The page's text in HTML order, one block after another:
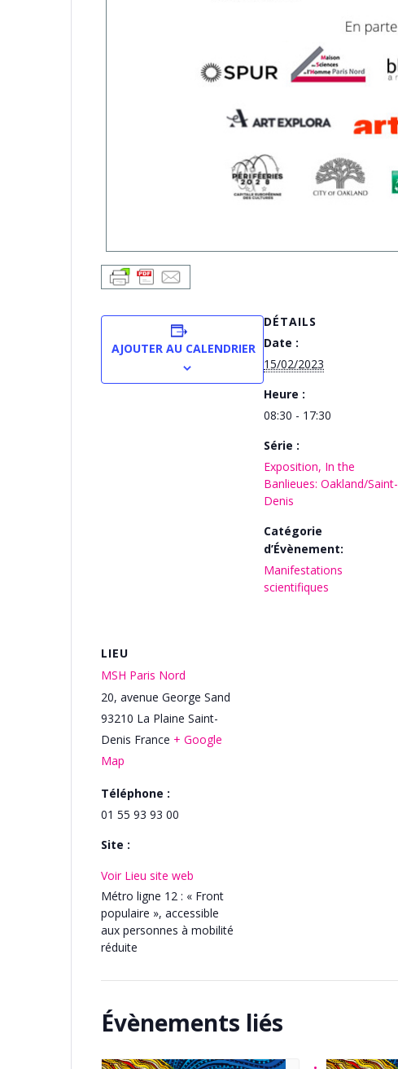
AJOUTER AU CALENDRIER
DÉTAILS
Date :
15/02/2023
Heure :
08:30 - 17:30
Série :
Exposition, In the
Banlieues: Oakland/Saint-
Denis
Catégorie
d’Évènement:
Manifestations
scientifiques
LIEU
MSH Paris Nord
20, avenue George Sand
93210 La Plaine Saint-
Denis France + Google
Map
Téléphone :
01 55 93 93 00
Site :
Voir Lieu site web
Métro ligne 12 : « Front
populaire », accessible
aux personnes à mobilité
réduite
Évènements liés